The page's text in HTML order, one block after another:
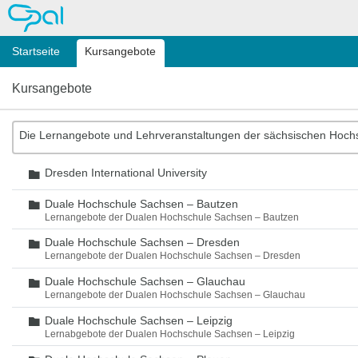
OPAL
Startseite Kursangebote
Kursangebote
Die Lernangebote und Lehrveranstaltungen der sächsischen
Ordner
Dresden International University
Ordner
Duale Hochschule Sachsen – Bautzen
Lernangebote der Dualen Hochschule Sachsen – Bautzen
Ordner
Duale Hochschule Sachsen – Dresden
Lernangebote der Dualen Hochschule Sachsen – Dresden
Ordner
Duale Hochschule Sachsen – Glauchau
Lernangebote der Dualen Hochschule Sachsen – Glauchau
Ordner
Duale Hochschule Sachsen – Leipzig
Lernabgebote der Dualen Hochschule Sachsen – Leipzig